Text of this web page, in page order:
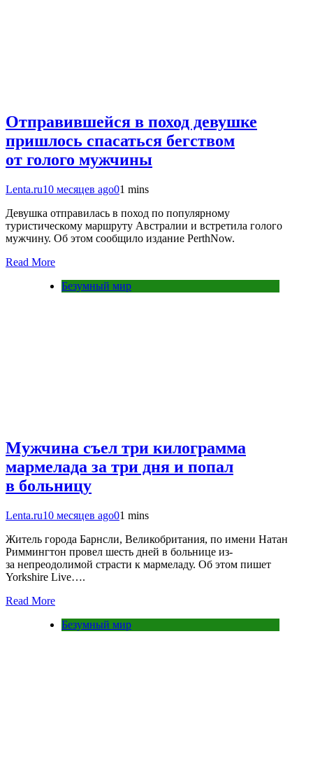
Отправившейся в поход девушке
пришлось спасаться бегством
от голого мужчины
Lenta.ru10 месяцев ago01 mins
Девушка отправилась в поход по популярному
туристическому маршруту Австралии и встретила голого
мужчину. Об этом сообщило издание PerthNow.
Read More
Безумный мир
Мужчина съел три килограмма
мармелада за три дня и попал
в больницу
Lenta.ru10 месяцев ago01 mins
Житель города Барнсли, Великобритания, по имени Натан
Риммингтон провел шесть дней в больнице из-
за непреодолимой страсти к мармеладу. Об этом пишет
Yorkshire Live….
Read More
Безумный мир